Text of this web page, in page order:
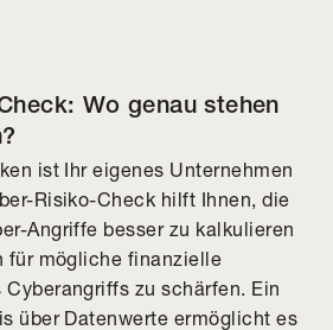
Wo genau stehen
ist Ihr eigenes Unternehmen
Risiko-Check hilft Ihnen, die
Angriffe besser zu kalkulieren
für mögliche finanzielle
zu schärfen. Ein
über Datenwerte ermöglicht es